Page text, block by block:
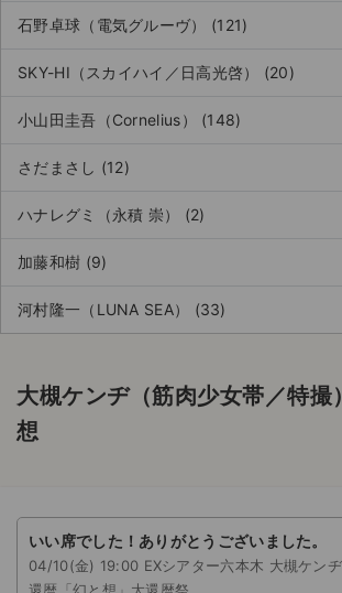
サイト情報
チケットジャム運営会社
チケットジャム利用規約
特定商取引法に基づく表記
公演登録依頼
チケットジャムの取り組み
音楽情報
石野卓球（電気グルーヴ） (121)
SKY-HI（スカイハイ／日高光啓） (20)
小山田圭吾（Cornelius） (148)
さだまさし (12)
ハナレグミ（永積 崇） (2)
加藤和樹 (9)
河村隆一（LUNA SEA） (33)
大槻ケンヂ（筋肉少女帯／特撮
想
いい席でした！ありがとうございました。
04/10(金) 19:00 EXシアター六本木 大槻ケンヂ